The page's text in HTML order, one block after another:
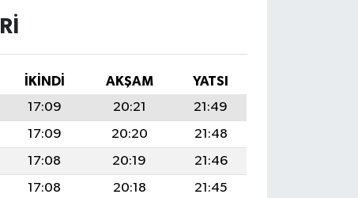
İKINDI AKŞAM
YATSI
17:09 20:21
21:49
17:09 20:20
21:48
17:08 20:19
21:46
17:08 20:18
21:45